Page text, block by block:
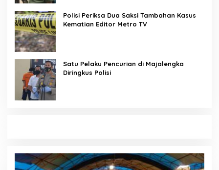
Polisi Periksa Dua Saksi Tambahan Kasus
Kematian Editor Metro TV
Satu Pelaku Pencurian di Majalengka
Diringkus Polisi